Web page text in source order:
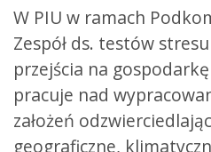
W PIU w ramach
Zespół ds. testów
przejścia na
pracuje nad
założeń
geograficzne,